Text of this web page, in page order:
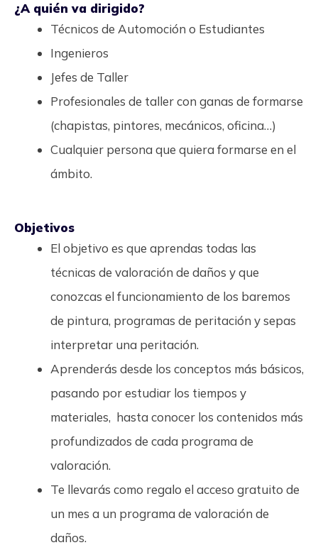
¿A quién va dirigido?
Técnicos de Automoción o Estudiantes
Ingenieros
Jefes de Taller
Profesionales de taller con ganas de formarse
(chapistas, pintores, mecánicos, oficina…)
Cualquier persona que quiera formarse en el
ámbito.
Objetivos
El objetivo es que aprendas todas las
técnicas de valoración de daños y que
conozcas el funcionamiento de los baremos
de pintura, programas de peritación y sepas
interpretar una peritación.
Aprenderás desde los conceptos más básicos,
pasando por estudiar los tiempos y
materiales, hasta conocer los contenidos más
profundizados de cada programa de
valoración.
Te llevarás como regalo el acceso gratuito de
un mes a un programa de valoración de
daños.